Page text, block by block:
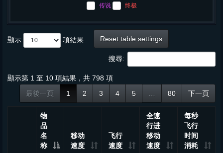
传说 终极
顯示 項結果 Reset table settings
搜尋:
顯示第 1 至 10 項結果，共 798 項
最後一頁
1 2 3 4 5 80 下一頁
物
品
名
称
移动
速度
飞行
速度
全速
行进
移动
速度
每秒
飞行
时间
消耗